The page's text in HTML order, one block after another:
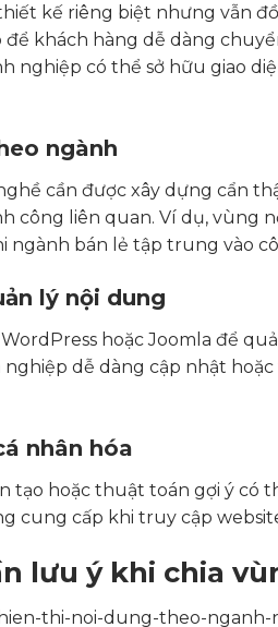
kế riêng biệt nhưng vẫn
khách hàng dễ dàng
nghiệp có thể sở hữu giao
ngành
cần được xây dựng cẩn
công liên quan. Ví dụ, vùng
ngành bán lẻ tập trung vào
lý nội dung
hoặc Joomla để
dễ dàng cập nhật
nhân hóa
tạo hoặc thuật toán gợi ý có
cung cấp khi truy cập
lưu ý khi chia